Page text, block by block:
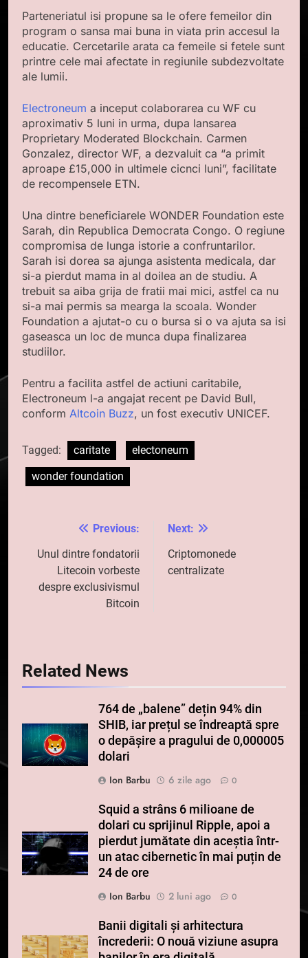
Parteneriatul isi propune sa le ofere femeilor din
program o sansa mai buna in viata prin accesul la
educatie. Cercetarile arata ca femeile si fetele sunt
printre cele mai afectate in regiunile subdezvoltate
ale lumii.
Electroneum a inceput colaborarea cu WF cu
aproximativ 5 luni in urma, dupa lansarea
Proprietary Moderated Blockchain. Carmen
Gonzalez, director WF, a dezvaluit ca “a primit
aproape £15,000 in ultimele cicnci luni”, facilitate
de recompensele ETN.
Una dintre beneficiarele WONDER Foundation este
Sarah, din Republica Democrata Congo. O regiune
compromisa de lunga istorie a confruntarilor.
Sarah isi dorea sa ajunga asistenta medicala, dar
si-a pierdut mama in al doilea an de studiu. A
trebuit sa aiba grija de fratii mai mici, astfel ca nu
si-a mai permis sa mearga la scoala. Wonder
Foundation a ajutat-o cu o bursa si o va ajuta sa isi
gaseasca un loc de munca dupa finalizarea
studiilor.
Pentru a facilita astfel de actiuni caritabile,
Electroneum l-a angajat recent pe David Bull,
conform Altcoin Buzz, un fost executiv UNICEF.
Tagged: caritate
electoneum
wonder foundation
Navigare
în
articole
Previous:
Unul dintre fondatorii
Litecoin vorbeste
despre exclusivismul
Bitcoin
Next:
Criptomonede
centralizate
Related News
764 de „balene” dețin 94% din
SHIB, iar prețul se îndreaptă spre
o depășire a pragului de 0,000005
dolari
Ion Barbu
6 zile ago 0
Squid a strâns 6 milioane de
dolari cu sprijinul Ripple, apoi a
pierdut jumătate din aceștia într-
un atac cibernetic în mai puțin de
24 de ore
Ion Barbu
2 luni ago 0
Banii digitali și arhitectura
încrederii: O nouă viziune asupra